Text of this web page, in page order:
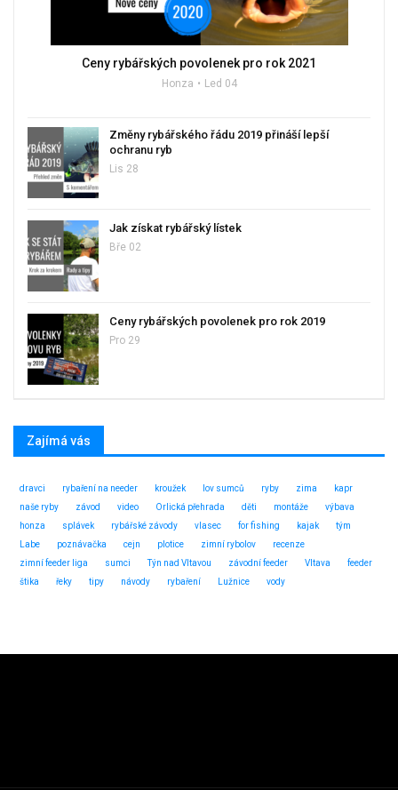
Ceny rybářských povolenek pro rok 2021
Honza Led 04
Změny rybářského řádu 2019 přináší lepší
ochranu ryb
Lis 28
Jak získat rybářský lístek
Bře 02
Ceny rybářských povolenek pro rok 2019
Pro 29
Zajímá vás
dravci rybaření na needer kroužek lov sumců ryby zima
kapr
naše ryby
závod video Orlická přehrada děti montáže
výbava
honza
splávek rybářské závody vlasec for fishing kajak
tým
Labe
poznávačka cejn plotice zimní rybolov
recenze
zimní feeder liga
sumci Týn nad Vltavou závodní feeder Vltava
feeder
štika
řeky tipy návody rybaření Lužnice vody